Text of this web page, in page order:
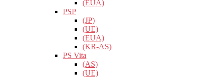
(EUA)
PSP
(JP)
(UE)
(EUA)
(KR-AS)
PS Vita
(AS)
(UE)